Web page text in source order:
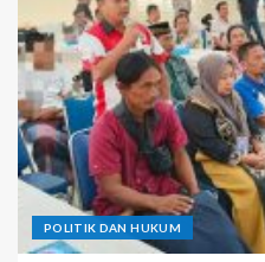
POLITIK DAN HUKUM